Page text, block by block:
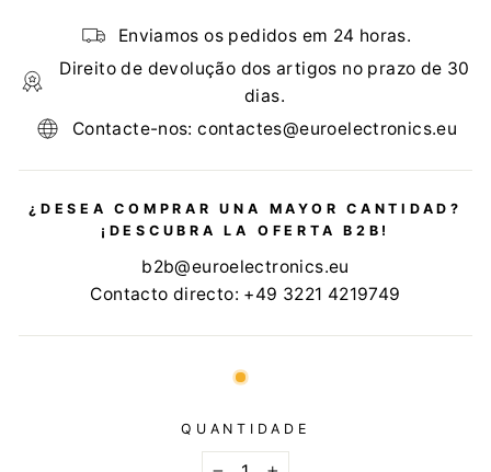
Enviamos os pedidos em 24 horas.
Direito de devolução dos artigos no prazo de 30
dias.
Contacte-nos: contactes@euroelectronics.eu
¿DESEA COMPRAR UNA MAYOR CANTIDAD?
¡DESCUBRA LA OFERTA B2B!
b2b@euroelectronics.eu
Contacto directo: +49 3221 4219749
QUANTIDADE